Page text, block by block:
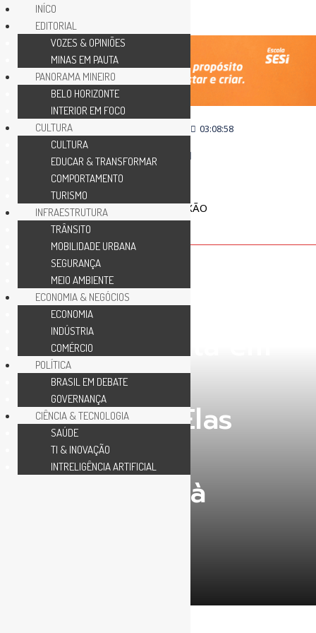
03:08:58
COLUNA ABERTA
Você acredita em
pesquisas
eleitorais? Elas
são um
desserviço à
INÍCO
EDITORIAL
VOZES & OPINIÕES
MINAS EM PAUTA
PANORAMA MINEIRO
BELO HORIZONTE
INTERIOR EM FOCO
CULTURA
CULTURA
EDUCAR & TRANSFORMAR
COMPORTAMENTO
TURISMO
INFRAESTRUTURA
TRÂNSITO
MOBILIDADE URBANA
SEGURANÇA
MEIO AMBIENTE
ECONOMIA & NEGÓCIOS
ECONOMIA
INDÚSTRIA
COMÉRCIO
POLÍTICA
BRASIL EM DEBATE
GOVERNANÇA
CIÊNCIA & TECNOLOGIA
SAÚDE
TI & INOVAÇÃO
INTRELIGÊNCIA ARTIFICIAL